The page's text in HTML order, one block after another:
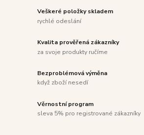
Veškeré položky skladem
rychlé odeslání
Kvalita prověřená zákazníky
za svoje produkty ručíme
Bezproblémová výměna
když zboží nesedí
Věrnostní program
sleva 5% pro registrované zákazníky